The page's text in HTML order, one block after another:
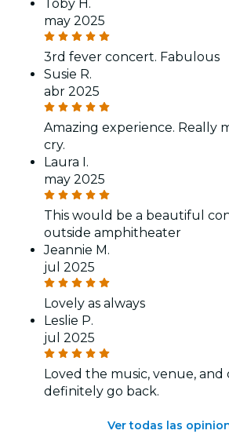
Toby H.
may 2025
3rd fever concert. Fabulous
Susie R.
abr 2025
Amazing experience. Really
cry.
Laura I.
may 2025
This would be a beautiful
outside amphitheater
Jeannie M.
jul 2025
Lovely as always
Leslie P.
jul 2025
Loved the music, venue, and
definitely go back.
Ver todas las